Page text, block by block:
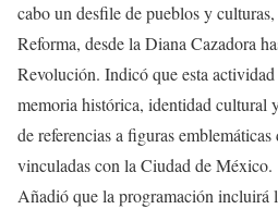
cabo un desfile de pueblos y
Reforma, desde la Diana Cazadora
Revolución. Indicó que esta
memoria histórica, identidad cultural
de referencias a figuras
vinculadas con la Ciudad de México.
Añadió que la programación incluirá